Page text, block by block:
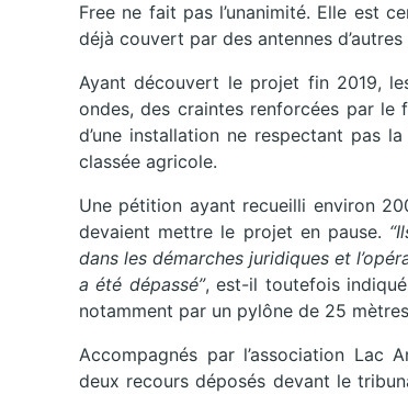
Free ne fait pas l’unanimité. Elle est
déjà couvert par des antennes
Ayant découvert le projet fin 2019,
ondes, des craintes renforcées par
d’une installation ne respectant pas
classée agricole.
Une pétition ayant recueilli environ
devaient mettre le projet en pause.
dans les démarches juridiques et
a été dépassé”, est-il toutefois
notamment par un pylône de 25
Accompagnés par l’association Lac
deux recours déposés devant le